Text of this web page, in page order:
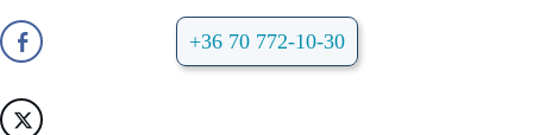
+36 70 772-10-30